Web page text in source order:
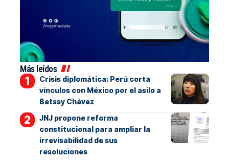
Más leídos
Crisis diplomática: Perú corta
vínculos con México por el asilo a
Betssy Chávez
JNJ propone reforma
constitucional para ampliar la
irrevisabilidad de sus
resoluciones